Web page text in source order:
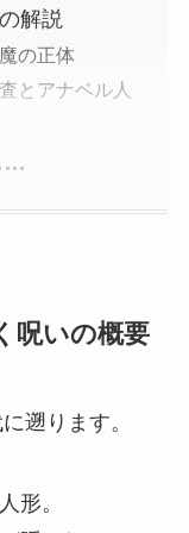
解説
の正体
とアナベル人
呪いの概要
遡ります。
形。